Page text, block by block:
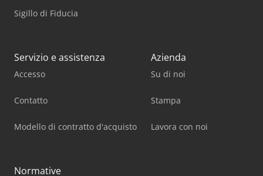
Sigillo di Fiducia
Servizio e assistenza
Accesso
Contatto
Modello di contratto d'acquisto
Azienda
Su di noi
Stampa
Lavora con noi
Normative